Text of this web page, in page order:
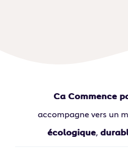
Ca Commence
accompagne vers un
écologique,